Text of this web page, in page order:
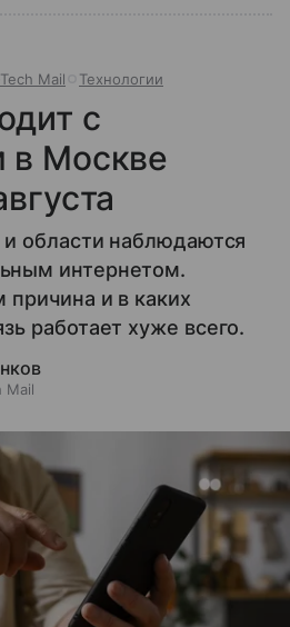
Mail Технологии
с
в Москве
и области наблюдаются
интернетом.
причина и в каких
работает хуже всего.
Mail